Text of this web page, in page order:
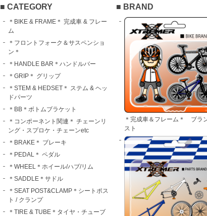
■ CATEGORY
＊BIKE & FRAME＊ 完成車 & フレー
ム
＊フロントフォーク＆サスペンショ
ン＊
＊HANDLE BAR＊ハンドルバー
＊GRIP＊ グリップ
＊STEM & HEDSET＊ ステム & ヘッ
ドパーツ
＊BB＊ボトムブラケット
＊コンポーネント関連＊ チェーンリ
ング・スプロケ・チェーンetc
＊BRAKE＊ ブレーキ
＊PEDAL＊ ペダル
＊WHEEL＊ホイール/ハブ/リム
＊SADDLE＊サドル
＊SEAT POST&CLAMP＊シートポス
ト / クランプ
＊TIRE & TUBE＊タイヤ・チューブ
■ BRAND
＊完成車＆フレーム＊ ブラ
スト